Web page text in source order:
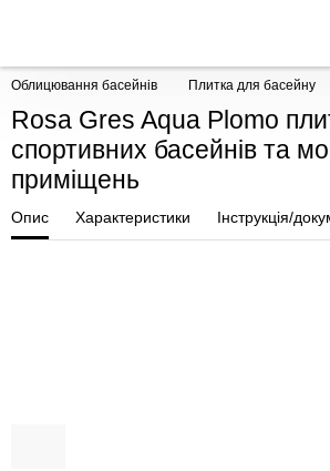
Облицювання басейнів Плитка для басейну
Rosa Gres Aqua Plomo
спортивних басейнів та
приміщень
Опис Характеристики Інструкція/